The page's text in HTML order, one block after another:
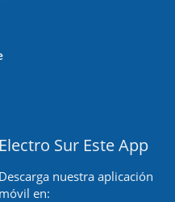
Electro Sur Este App
Descarga nuestra aplicación
móvil en: